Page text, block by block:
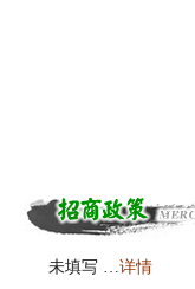
未填写 …详情